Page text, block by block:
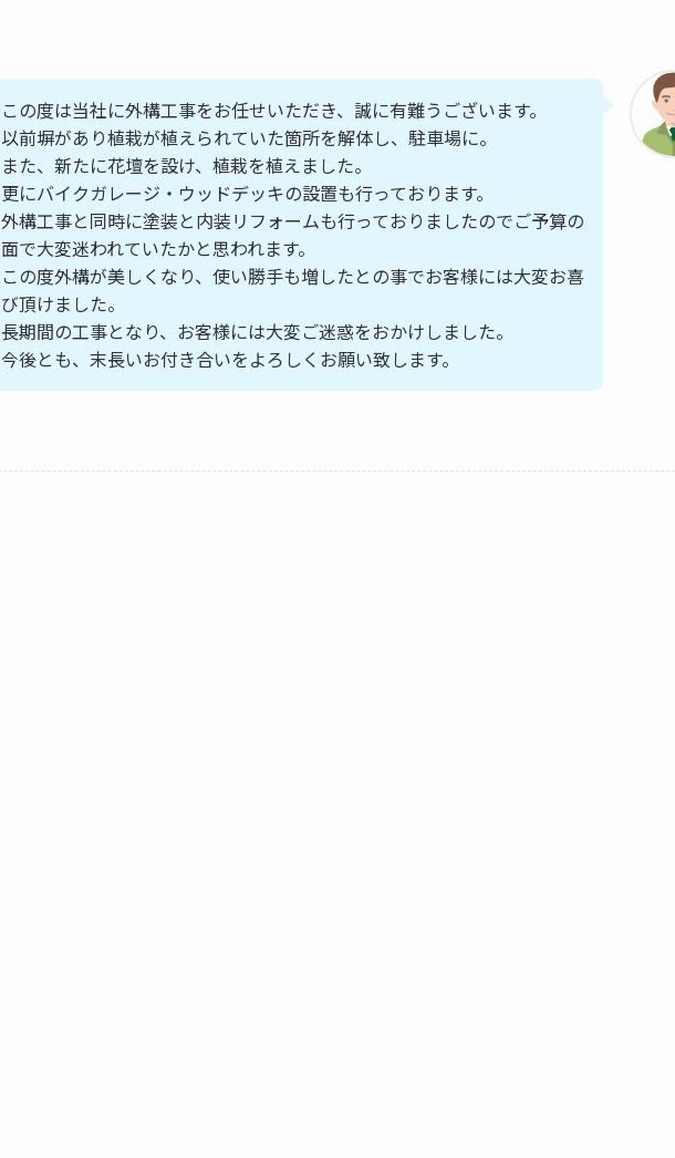
この度は当社に外構工事をお任せいただき、誠に有難うございます。
以前塀があり植栽が植えられていた箇所を解体し、駐車場に。
また、新たに花壇を設け、植栽を植えました。
更にバイクガレージ・ウッドデッキの設置も行っております。
外構工事と同時に塗装と内装リフォームも行っておりましたのでご予算の
面で大変迷われていたかと思われます。
この度外構が美しくなり、使い勝手も増したとの事でお客様には大変お喜
び頂けました。
長期間の工事となり、お客様には大変ご迷惑をおかけしました。
今後とも、末長いお付き合いをよろしくお願い致します。